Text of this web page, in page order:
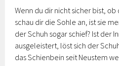
Wenn du dir nicht sicher bist,
schau dir die Sohle an, ist sie
der Schuh sogar schief? Ist der
ausgeleistert, löst sich der
das Schienbein seit Neustem